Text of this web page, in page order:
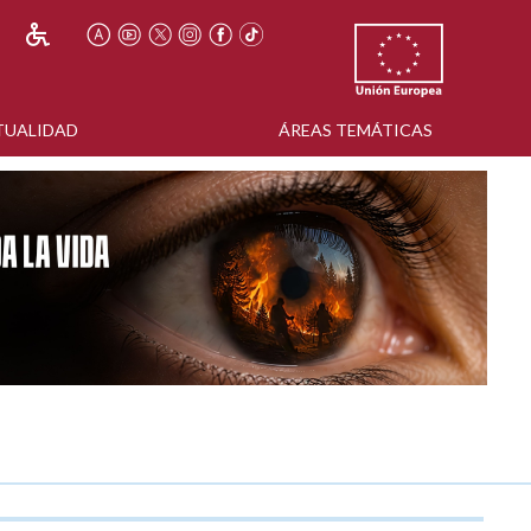
ÁREAS TEMÁTICAS